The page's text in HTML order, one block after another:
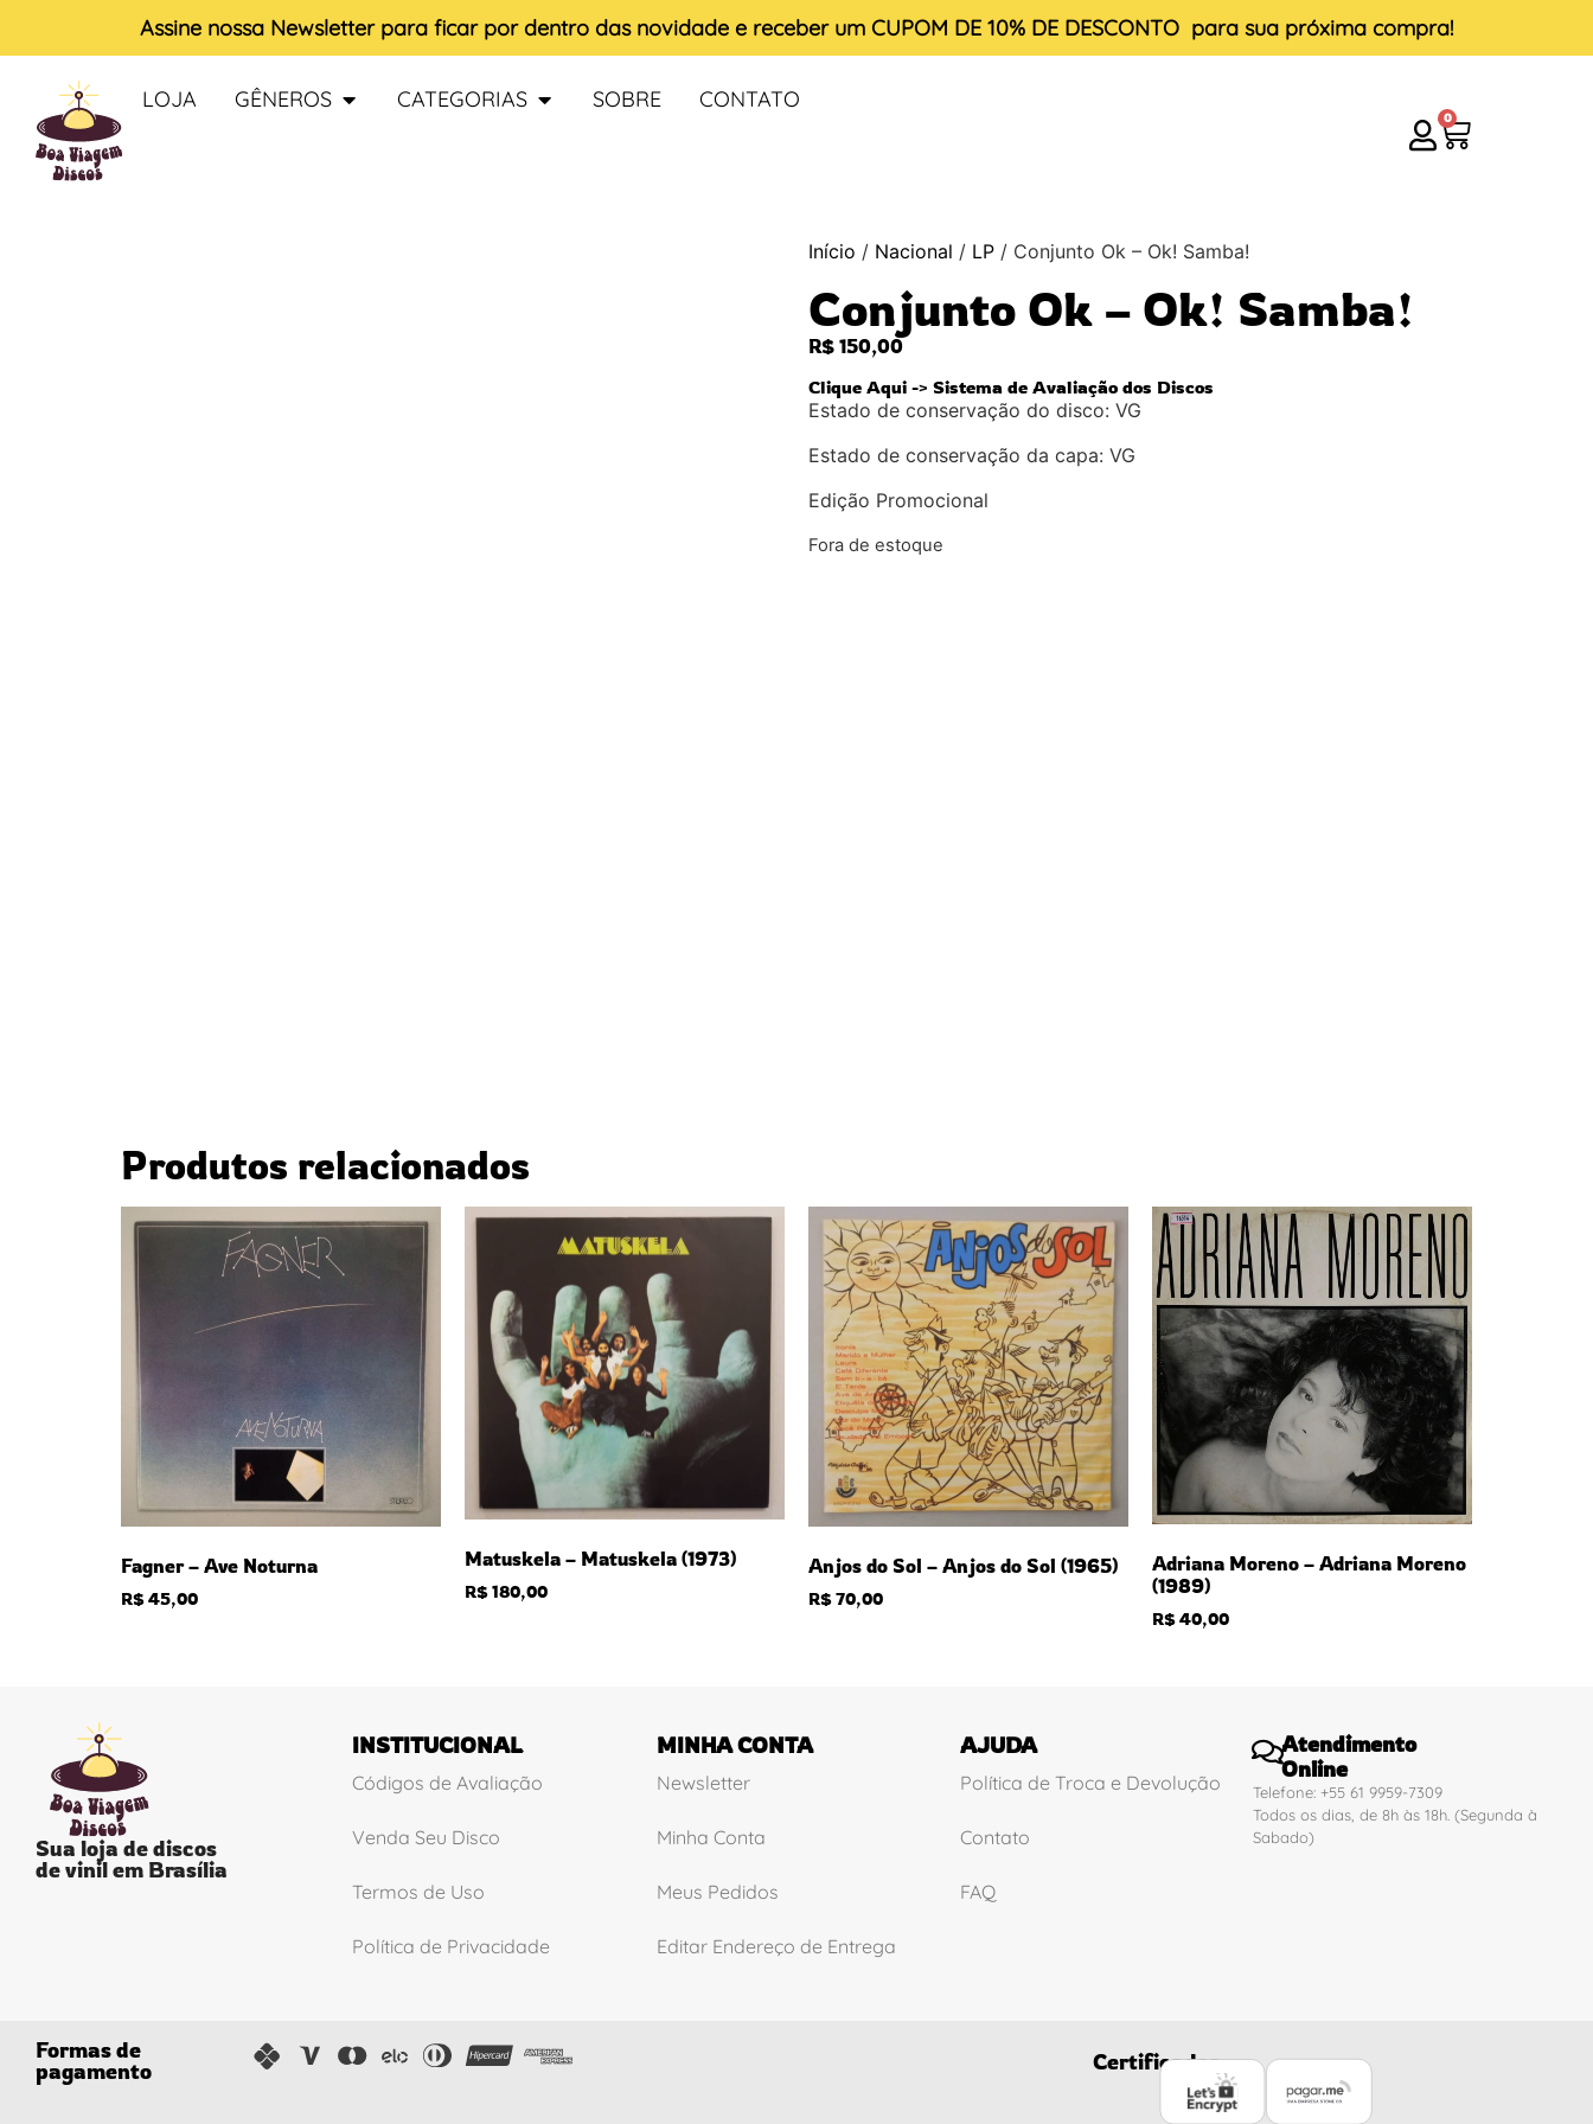
Assine nossa Newsletter para ficar por dentro das novidade e receber um CUPOM DE 10% DE DESCONTO para sua próxima compra!
LOJA GÊNEROS CATEGORIAS SOBRE CONTATO
0
Início / Nacional / LP / Conjunto Ok – Ok! Samba!
Conjunto Ok – Ok! Samba!
R$ 150,00
Clique Aqui -> Sistema de Avaliação dos Discos
Estado de conservação do disco: VG
Estado de conservação da capa: VG
Edição Promocional
Fora de estoque
Produtos relacionados
Fagner – Ave Noturna
R$45,00
Matuskela – Matuskela (1973)
R$180,00
Anjos do Sol – Anjos do Sol (1965)
R$70,00
Adriana Moreno – Adriana Moreno
(1989)
R$40,00
Sua loja de discos
de vinil em Brasília
INSTITUCIONAL
Códigos de Avaliação
Venda Seu Disco
Termos de Uso
Política de Privacidade
MINHA CONTA
Newsletter
Minha Conta
Meus Pedidos
Editar Endereço de Entrega
AJUDA
Política de Troca e Devolução
Contato
FAQ
Atendimento
Online
Telefone: +55 61 9959-7309
Todos os dias, de 8h às 18h. (Segunda à
Sabado)
Formas de
pagamento
Certificados